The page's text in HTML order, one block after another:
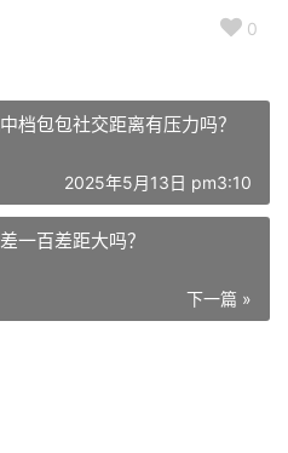
0
档包包社交距离有压力吗？
2025年5月13日 pm3:10
一百差距大吗？
下一篇 »